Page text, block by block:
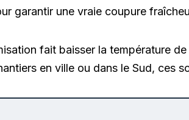
garantir une vraie coupure
fait baisser la température
en ville ou dans le Sud, ces